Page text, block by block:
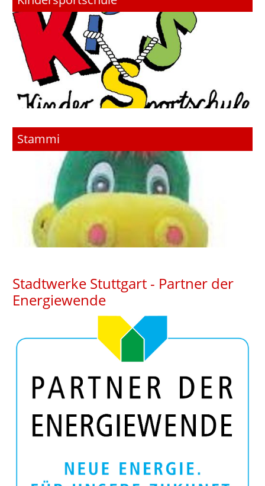
Stammi
Stadtwerke Stuttgart - Partner der
Energiewende